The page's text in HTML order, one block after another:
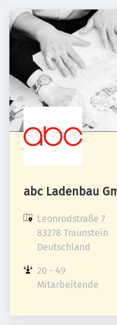
abc Ladenbau
Leonrodstraße 7
83278 Traunstein
Deutschland
20 - 49
Mitarbeitende